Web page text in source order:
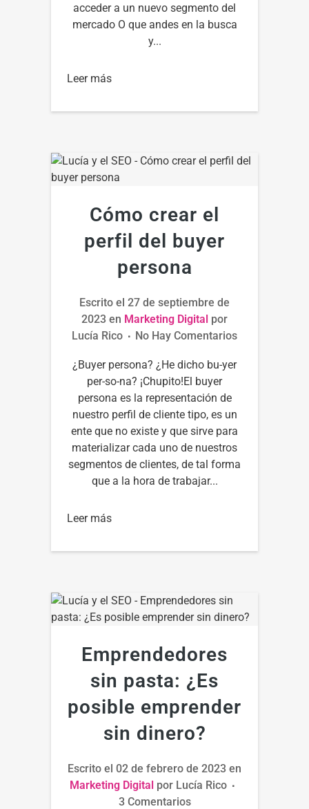
acceder a un nuevo segmento del
mercado O que andes en la busca
y...
Leer más
Cómo crear el
perfil del buyer
persona
Escrito el 27 de septiembre de
2023 en Marketing Digital por
Lucía Rico
No Hay Comentarios
¿Buyer persona? ¿He dicho bu-yer
per-so-na? ¡Chupito!El buyer
persona es la representación de
nuestro perfil de cliente tipo, es un
ente que no existe y que sirve para
materializar cada uno de nuestros
segmentos de clientes, de tal forma
que a la hora de trabajar...
Leer más
Emprendedores
sin pasta: ¿Es
posible emprender
sin dinero?
Escrito el 02 de febrero de 2023 en
Marketing Digital por Lucía Rico
3 Comentarios